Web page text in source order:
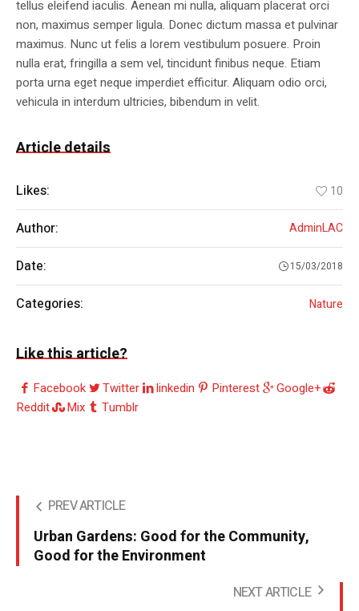
tellus eleifend iaculis. Aenean mi nulla, aliquam placerat orci
non, maximus semper ligula. Donec dictum massa et pulvinar
maximus. Nunc ut felis a lorem vestibulum posuere. Proin
nulla erat, fringilla a sem vel, tincidunt finibus neque. Etiam
porta urna eget neque imperdiet efficitur. Aliquam odio orci,
vehicula in interdum ultricies, bibendum in velit.
Article details
Likes: 10
Author: AdminLAC
Date: 15/03/2018
Categories: Nature
Like this article?
Facebook Twitter linkedin Pinterest
Google+
Reddit
Mix Tumblr
PREV ARTICLE
Urban Gardens: Good for the Community,
Good for the Environment
NEXT ARTICLE